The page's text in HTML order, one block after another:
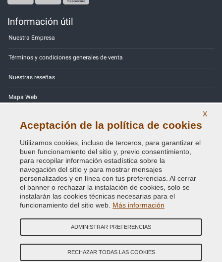
Información útil
Nuestra Empresa
Términos y condiciones generales de venta
Nuestras reseñas
Mapa Web
Política de Privacidad - RGPD
Copyright © 2014 - 2026. All Rights Reserved.
Credits:E-COMIT
SÍguenos en nuestras redes sociales
X
Aceptación de la política de cookies
Utilizamos cookies, incluso de terceros, para garantizar el
buen funcionamiento del sitio y, previo consentimiento,
para recopilar información estadística sobre la
navegación del sitio y para mostrar mensajes
personalizados y en línea con tus preferencias. Al cerrar
el banner o rechazar la instalación de cookies, solo se
instalarán las cookies técnicas necesarias para el
funcionamiento del sitio web. Más información
ADMINISTRAR PREFERENCIAS
RECHAZAR TODAS LAS COOKIES